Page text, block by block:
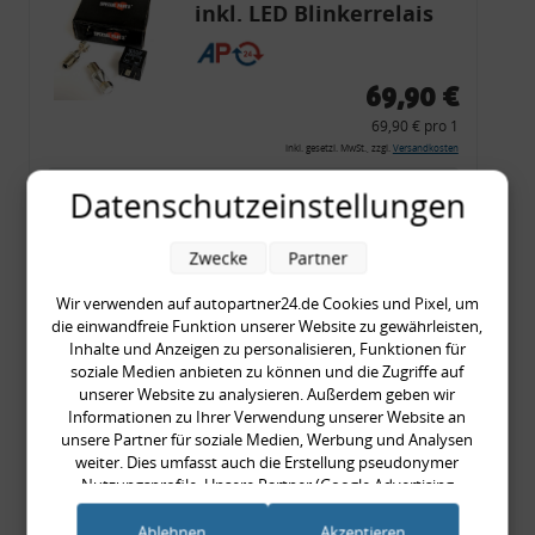
inkl. LED Blinkerrelais
CF 14
69,90 €
69,90 € pro 1
inkl. gesetzl. MwSt., zzgl. Versandkosten
Merkzettel
Rückleuchtenband mit
Blinker, rot, US-Ecken,
Audi 80 Cabrio, Typ 89,
OE-Nr.: 8G0945225 +
8G0945225C
999,99 €
999,99 € pro 1
Datenschutzeinstellungen
Wir verwenden auf autopartner24.de Cookies und Pixel, um
die einwandfreie Funktion unserer Website zu gewährleisten,
Inhalte und Anzeigen zu personalisieren, Funktionen für
soziale Medien anbieten zu können und die Zugriffe auf
unserer Website zu analysieren. Außerdem geben wir
Informationen zu Ihrer Verwendung unserer Website an
unsere Partner für soziale Medien, Werbung und Analysen
weiter. Dies umfasst auch die Erstellung pseudonymer
Nutzungsprofile. Unsere Partner (Google Advertising
Products) führen diese Informationen möglicherweise mit
weiteren Daten zusammen, die Sie ihnen bereitgestellt haben
Zwecke Partner